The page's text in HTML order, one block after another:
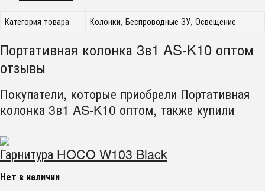
Категория товара Колонки, Беспроводные ЗУ, Освещение
Портативная колонка 3в1 AS-K10 оптом
отзывы
Покупатели, которые приобрели Портативная
колонка 3в1 AS-K10 оптом, также купили
Гарнитура HOCO W103 Black
Нет в наличии